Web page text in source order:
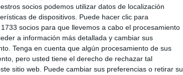
socios podemos utilizar datos de localización
de dispositivos. Puede hacer clic para
socios para que llevemos a cabo el procesamiento
a información más detallada y cambiar sus
Tenga en cuenta que algún procesamiento de sus
pero usted tiene el derecho de rechazar tal
sitio web. Puede cambiar sus preferencias o retirar su